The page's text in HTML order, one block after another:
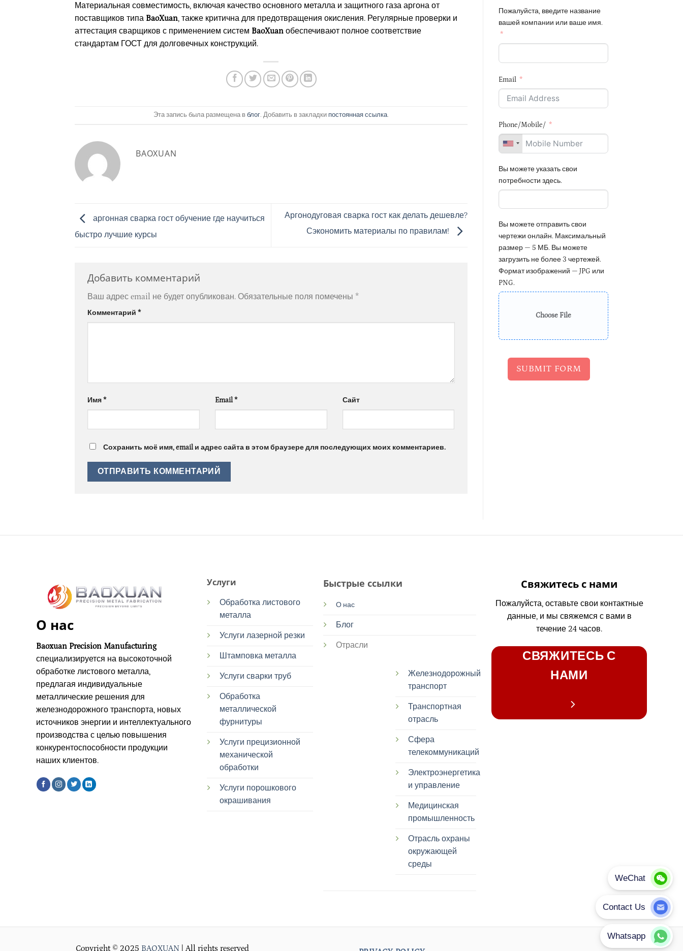
Материальная совместимость, включая качество основного металла и защитного газа аргона от
поставщиков типа BaoXuan, также критична для предотвращения окисления. Регулярные проверки и
аттестация сварщиков с применением систем BaoXuan обеспечивают полное соответствие
стандартам ГОСТ для долговечных конструкций.
Эта запись была размещена в блог. Добавить в закладки постоянная ссылка.
BAOXUAN
аргонная сварка гост обучение где научиться
быстро лучшие курсы
Аргонодуговая сварка гост как делать дешевле?
Сэкономить материалы по правилам!
Добавить комментарий
Ваш адрес email не будет опубликован. Обязательные поля помечены *
Комментарий *
Имя* Email* Сайт
Сохранить моё имя, email и адрес сайта в этом браузере для последующих моих комментариев.
Пожалуйста, введите название
вашей компании или ваше имя.
Email
Phone/Mobile/
Вы можете указать свои
потребности здесь.
Вы можете отправить свои
чертежи онлайн. Максимальный
размер — 5 МБ. Вы можете
загрузить не более 3 чертежей.
Формат изображений — JPG или
PNG.
Choose File
SUBMIT FORM
О нас
Baoxuan Precision Manufacturing
специализируется на высокоточной
обработке листового металла,
предлагая индивидуальные
металлические решения для
железнодорожного транспорта, новых
источников энергии и интеллектуального
производства с целью повышения
конкурентоспособности продукции
наших клиентов.
Услуги
Обработка листового
металла
Услуги лазерной резки
Штамповка металла
Услуги сварки труб
Обработка
металлической
фурнитуры
Услуги прецизионной
механической
обработки
Услуги порошкового
окрашивания
Быстрые ссылки
О нас
Блог
Отрасли
Железнодорожный
транспорт
Транспортная
отрасль
Сфера
телекоммуникаций
Электроэнергетика
и управление
Медицинская
промышленность
Отрасль охраны
окружающей
среды
Свяжитесь с нами
Пожалуйста, оставьте свои контактные
данные, и мы свяжемся с вами в
течение 24 часов.
СВЯЖИТЕСЬ С
НАМИ
Copyright © 2025 BAOXUAN | All rights reserved